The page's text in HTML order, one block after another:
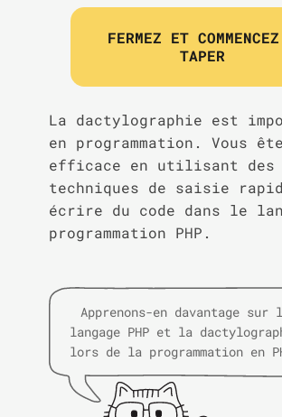
FERMEZ ET
TAPER
La dactylographie est
en programmation. Vous
efficace en utilisant des
techniques de saisie
écrire du code dans le
programmation PHP.
Apprenons-en davantage sur
langage PHP et la
lors de la programmation en